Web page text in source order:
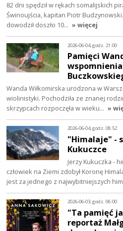
82 dni spędził w rękach somalijskich
Świnoujścia, kapitan Piotr
dowodził doszło 10… » więcej
2026-06-04, godz. 21:00
Pamięci
Wanda Wiłkomirska urodzona w
wiolinistyki. Pochodziła ze znanej
skrzypcach rozpoczęła w wieku… »
2026-06-04, godz. 08:52
"Himalaje" -
Kukuczce
Jerzy Kukuczka -
człowiek na Ziemi zdobył Koronę
jest za jednego z najwybitniejszych
2026-06-03, godz. 06:00
"Ta pamięć
reportaż